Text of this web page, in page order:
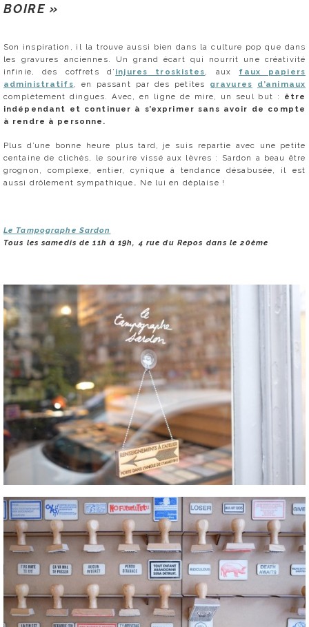
BOIRE »
Son inspiration, il la trouve aussi bien dans la culture pop que dans
les gravures anciennes. Un grand écart qui nourrit une créativité
infinie, des coffrets d’ injures troskistes , aux faux papiers
administratifs , en passant par des petites gravures
d’animaux
complètement dingues. Avec, en ligne de mire, un seul but :
être
indépendant et continuer à s’exprimer sans avoir de compte
à rendre à personne.
Plus d’une bonne heure plus tard, je suis repartie avec une petite
centaine de clichés, le sourire vissé aux lèvres : Sardon a beau être
grognon, complexe, entier, cynique à tendance désabusée, il est
aussi drôlement sympathique… Ne lui en déplaise !
Le Tampographe Sardon
Tous les samedis de 11h à 19h, 4 rue du Repos dans le 20ème